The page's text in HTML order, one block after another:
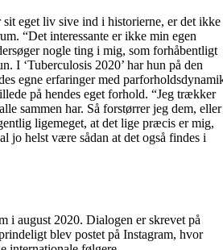
eget liv sive ind i historierne, er det ikke
“Det interessante er ikke min egen
nogle ting i mig, som forhåbentligt
I ‘Tuberculosis 2020’ har hun på den
egne erfaringer med
på hendes eget forhold. “Jeg trækker
sammen har. Så forstørrer jeg dem, eller
ligemeget, at det lige præcis er mig,
jo helst være sådan at det også findes i
i august 2020. Dialogen er skrevet på
blev postet på Instagram, hvor